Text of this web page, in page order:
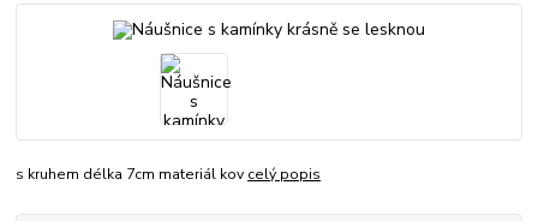
s kruhem délka 7cm materiál kov celý popis